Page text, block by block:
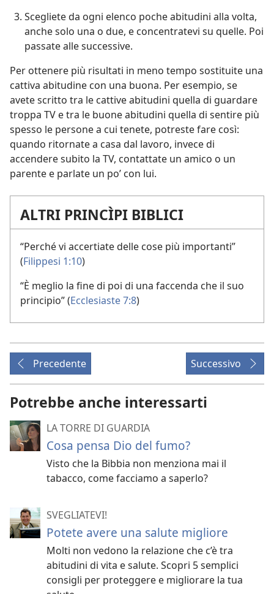
Scegliete da ogni elenco poche abitudini alla volta,
anche solo una o due, e concentratevi su quelle. Poi
passate alle successive.
Per ottenere più risultati in meno tempo sostituite una
cattiva abitudine con una buona. Per esempio, se
avete scritto tra le cattive abitudini quella di guardare
troppa TV e tra le buone abitudini quella di sentire più
spesso le persone a cui tenete, potreste fare così:
quando ritornate a casa dal lavoro, invece di
accendere subito la TV, contattate un amico o un
parente e parlate un po’ con lui.
ALTRI PRINCÌPI BIBLICI
“Perché vi accertiate delle cose più importanti”
(Filippesi 1:10)
“È meglio la fine di poi di una faccenda che il suo
principio” (Ecclesiaste 7:8)
Precedente Successivo
Potrebbe anche interessarti
LA TORRE DI GUARDIA
Cosa pensa Dio del fumo?
Visto che la Bibbia non menziona mai il
tabacco, come facciamo a saperlo?
SVEGLIATEVI!
Potete avere una salute migliore
Molti non vedono la relazione che c’è tra
abitudini di vita e salute. Scopri 5 semplici
consigli per proteggere e migliorare la tua